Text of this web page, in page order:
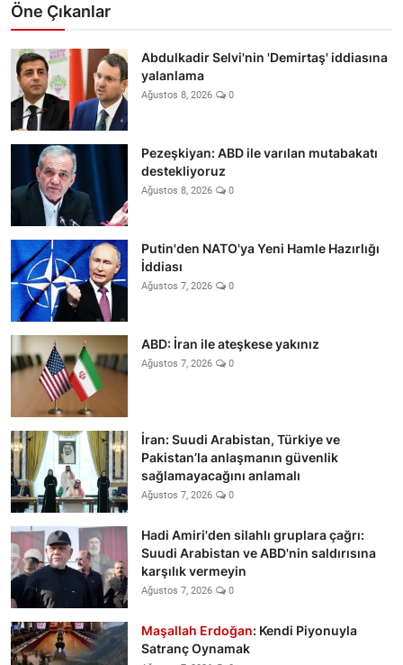
Öne Çıkanlar
Abdulkadir Selvi'nin 'Demirtaş' iddiasına
yalanlama
Ağustos 8, 2026 0
Pezeşkiyan: ABD ile varılan mutabakatı
destekliyoruz
Ağustos 8, 2026 0
Putin'den NATO'ya Yeni Hamle Hazırlığı
İddiası
Ağustos 7, 2026 0
ABD: İran ile ateşkese yakınız
Ağustos 7, 2026 0
İran: Suudi Arabistan, Türkiye ve
Pakistan’la anlaşmanın güvenlik
sağlamayacağını anlamalı
Ağustos 7, 2026 0
Hadi Amiri'den silahlı gruplara çağrı:
Suudi Arabistan ve ABD'nin saldırısına
karşılık vermeyin
Ağustos 7, 2026 0
Maşallah Erdoğan: Kendi Piyonuyla
Satranç Oynamak